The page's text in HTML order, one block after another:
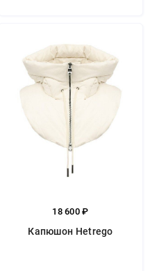
18 600 ₽
Капюшон Hetrego